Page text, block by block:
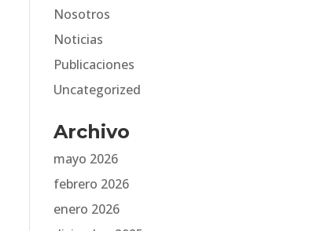
Nosotros
Noticias
Publicaciones
Uncategorized
Archivo
mayo 2026
febrero 2026
enero 2026